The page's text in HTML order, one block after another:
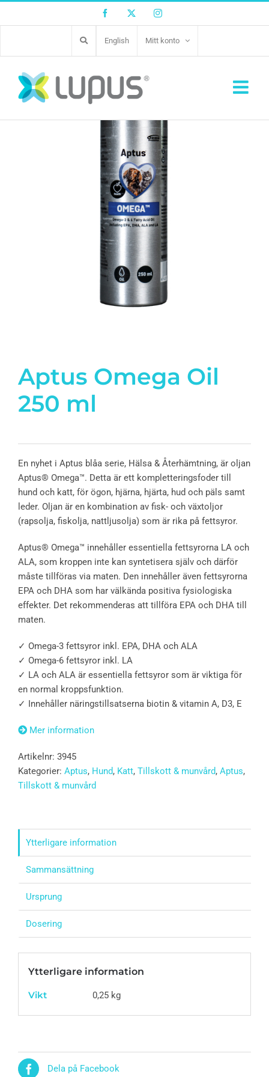
Facebook Twitter Instagram
English Mitt konto
Aptus Omega Oil
250 ml
En nyhet i Aptus blåa serie, Hälsa & Återhämtning, är oljan
Aptus® Omega™. Detta är ett kompletteringsfoder till
hund och katt, för ögon, hjärna, hjärta, hud och päls samt
leder. Oljan är en kombination av fisk- och växtoljor
(rapsolja, fiskolja, nattljusolja) som är rika på fettsyror.
Aptus® Omega™ innehåller essentiella fettsyrorna LA och
ALA, som kroppen inte kan syntetisera själv och därför
måste tillföras via maten. Den innehåller även fettsyrorna
EPA och DHA som har välkända positiva fysiologiska
effekter. Det rekommenderas att tillföra EPA och DHA till
maten.
✓ Omega-3 fettsyror inkl. EPA, DHA och ALA
✓ Omega-6 fettsyror inkl. LA
✓ LA och ALA är essentiella fettsyror som är viktiga för
en normal kroppsfunktion.
✓ Innehåller näringstillsatserna biotin & vitamin A, D3, E
Mer information
Artikelnr: 3945
Kategorier: Aptus, Hund, Katt, Tillskott & munvård, Aptus,
Tillskott & munvård
Ytterligare information
Sammansättning
Ursprung
Dosering
Ytterligare information
Vikt 0,25 kg
Dela på Facebook